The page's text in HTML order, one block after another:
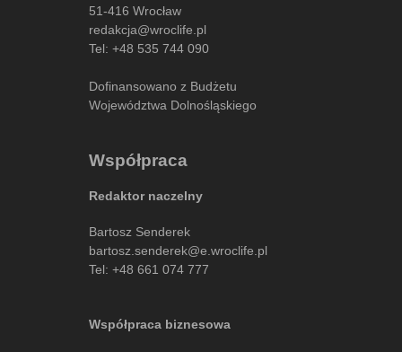
51-416 Wrocław
redakcja@wroclife.pl
Tel: +48 535 744 090
Dofinansowano z Budżetu
Województwa Dolnośląskiego
Współpraca
Redaktor naczelny
Bartosz Senderek
bartosz.senderek@e.wroclife.pl
Tel: +48 661 074 777
Współpraca biznesowa